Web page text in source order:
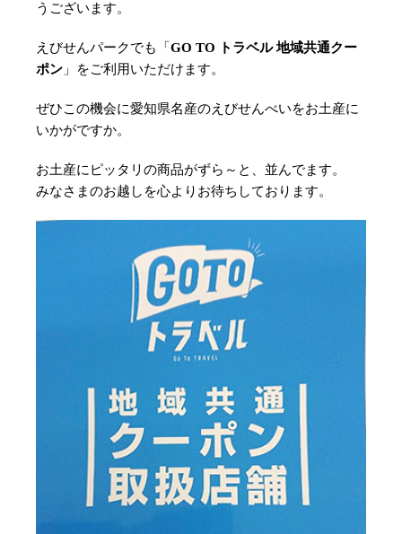
うございます。
えびせんパークでも「 GO TO トラベル 地域共通クー
ポン 」をご利用いただけます。
ぜひこの機会に愛知県名産のえびせんべいをお土産に
いかがですか。
お土産にピッタリの商品がずら～と、並んでます。
みなさまのお越しを心よりお待ちしております。